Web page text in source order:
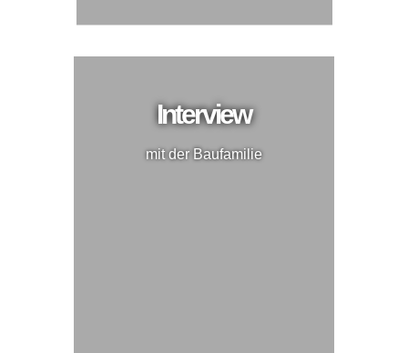
Interview
mit der Baufamilie